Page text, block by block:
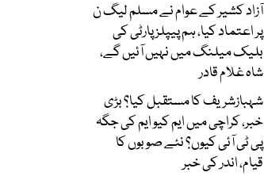
آزاد کشیر کے عوام نے مسلم لیگ ن
پر اعتماد کیا، ہم پیپلز پارٹی کی
بلیک میلنگ میں نہیں آئیں گے،
شاہ غلام قادر
شہبازشریف کا مستقبل کیا؟ بڑی
خبر، کراچی میں ایم کیو ایم کی جگہ
پی ٹی آئی کیوں؟ نئے صوبوں کا
قیام، اندر کی خبر